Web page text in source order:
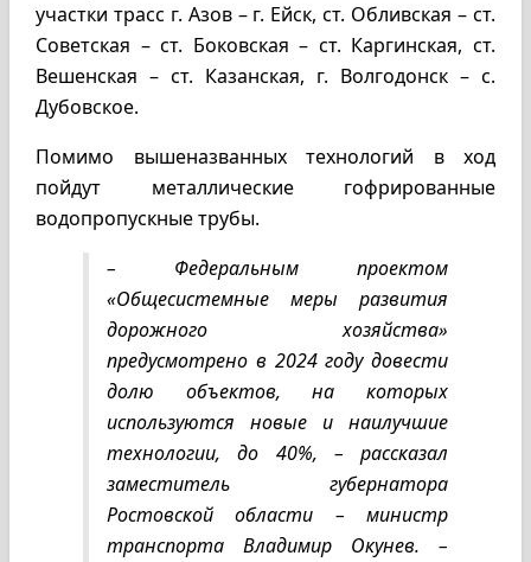
участки трасс г. Азов – г. Ейск, ст. Обливская – ст.
Советская – ст. Боковская – ст. Каргинская, ст.
Вешенская – ст. Казанская, г. Волгодонск – с.
Дубовское.
Помимо вышеназванных технологий в ход
пойдут металлические гофрированные
водопропускные трубы.
– Федеральным проектом
«Общесистемные меры развития
дорожного хозяйства»
предусмотрено в 2024 году довести
долю объектов, на которых
используются новые и наилучшие
технологии, до 40%, – рассказал
заместитель губернатора
Ростовской области – министр
транспорта Владимир Окунев. –